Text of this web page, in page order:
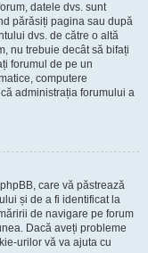
datele dvs. sunt
părăsiți pagina sau după
dvs. de către o altă
nu trebuie decât să bifați
forumul de pe un
computere
administrația forumului a
care vă păstrează
și de a fi identificat la
de navigare pe forum
Dacă aveți probleme
urilor vă va ajuta cu